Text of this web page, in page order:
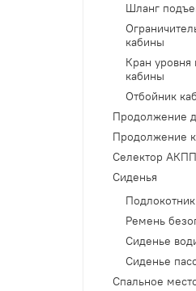
Шланг
кабины
Кран уровня
кабины
Отбойник
Продолжение
Продолжение
Селектор АКПП
Сиденья
Подлокотник
Ремень
Сиденье
Сиденье
Спальное